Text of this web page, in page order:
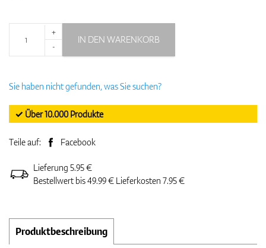
+
-
IN DEN WARENKORB
Sie haben nicht gefunden, was Sie suchen?
✓ Über 10.000 Produkte
Teile auf: Facebook
Lieferung 5.95 €
Bestellwert bis 49.99 € Lieferkosten 7.95 €
Produktbeschreibung